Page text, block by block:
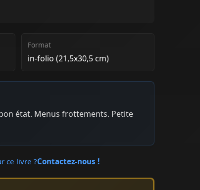
Format
in-folio (21,5x30,5 cm)
état. Menus frottements. Petite
ce livre ?Contactez-nous !